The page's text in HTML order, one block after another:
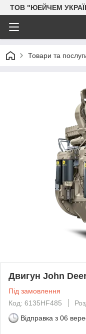
ТОВ "ЮЕЙЧЕМ
Товари та
Двигун John
Під замовлення
Код: 6135HF485
Відправка з 06